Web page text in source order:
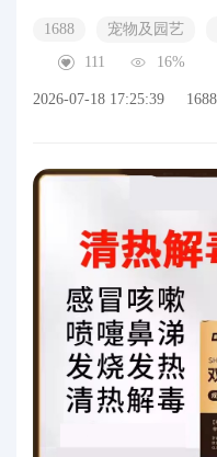
1688 宠物及园艺
111
16%
2026-07-18 17:25:39 1688